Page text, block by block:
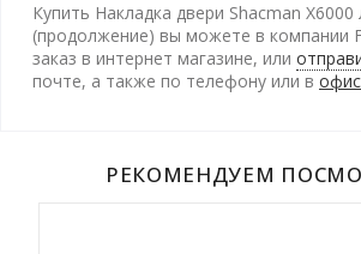
Купить Накладка двери Shacman X6000
(продолжение) вы можете в компании
заказ в интернет магазине, или
почте, а также по телефону или в
РЕКОМЕНДУЕМ